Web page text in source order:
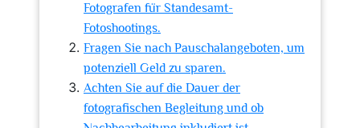
Fotografen für Standesamt-
Fotoshootings.
Fragen Sie nach Pauschalangeboten, um
potenziell Geld zu sparen.
Achten Sie auf die Dauer der
fotografischen Begleitung und ob